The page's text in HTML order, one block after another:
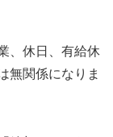
、休日、有給休
無関係になりま